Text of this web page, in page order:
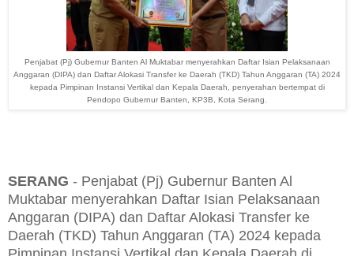
Penjabat (Pj) Gubernur Banten Al Muktabar menyerahkan Daftar Isian Pelaksanaan
Anggaran (DIPA) dan Daftar Alokasi Transfer ke Daerah (TKD) Tahun Anggaran (TA) 2024
kepada Pimpinan Instansi Vertikal dan Kepala Daerah, penyerahan bertempat di
Pendopo Gubernur Banten, KP3B, Kota Serang.
SERANG - Penjabat (Pj) Gubernur Banten Al
Muktabar menyerahkan Daftar Isian Pelaksanaan
Anggaran (DIPA) dan Daftar Alokasi Transfer ke
Daerah (TKD) Tahun Anggaran (TA) 2024 kepada